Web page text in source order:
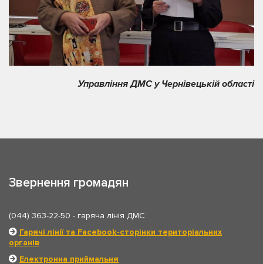
Управління ДМС у Чернівецькій області
Звернення громадян
(044) 363-22-50 - гаряча лінія ДМС
Гарячі лінії та Facebook-сторінки територіальних
органів
Електронна приймальня